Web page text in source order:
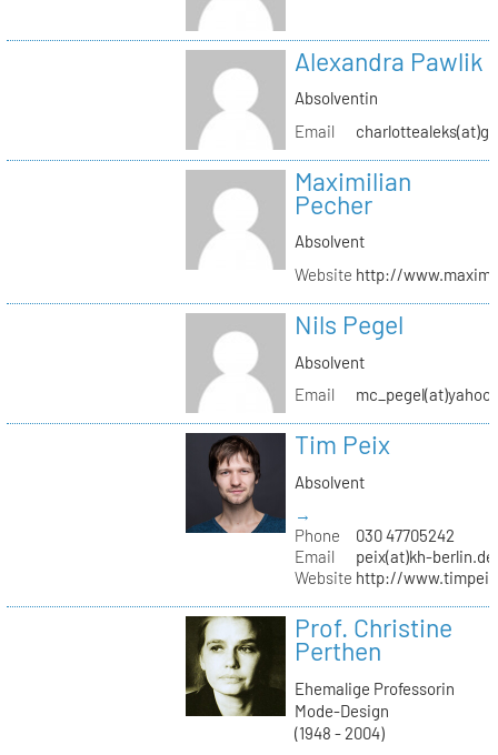
Alexandra Pawlik
Absolventin
Email
Maximilian
Pecher
Absolvent
Website http://
Nils Pegel
Absolvent
Email
Tim Peix
Absolvent
→
Phone
030 47705242
Email
peix(at)kh-berlin.de
Website http://
Prof. Christine
Perthen
Ehemalige Professorin
Mode-Design
(1948 - 2004)